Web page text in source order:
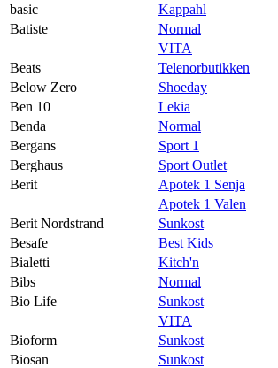
basic
Kappahl
Batiste
Normal
VITA
Beats
Telenorbutikken
Below Zero
Shoeday
Ben 10
Lekia
Benda
Normal
Bergans
Sport 1
Berghaus
Sport Outlet
Berit
Apotek 1 Senja
Apotek 1 Valen
Berit Nordstrand
Sunkost
Besafe
Best Kids
Bialetti
Kitch'n
Bibs
Normal
Bio Life
Sunkost
VITA
Bioform
Sunkost
Biosan
Sunkost